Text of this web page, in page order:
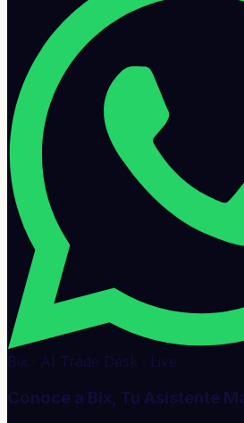
Bix · AI Trade Desk · Live
Conoce a Bix, Tu Asistente